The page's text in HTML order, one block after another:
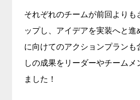
それぞれのチームが前回よりも
ップし、アイデアを実装へと進
に向けてのアクションプランも
しの成果をリーダーやチームメ
ました！